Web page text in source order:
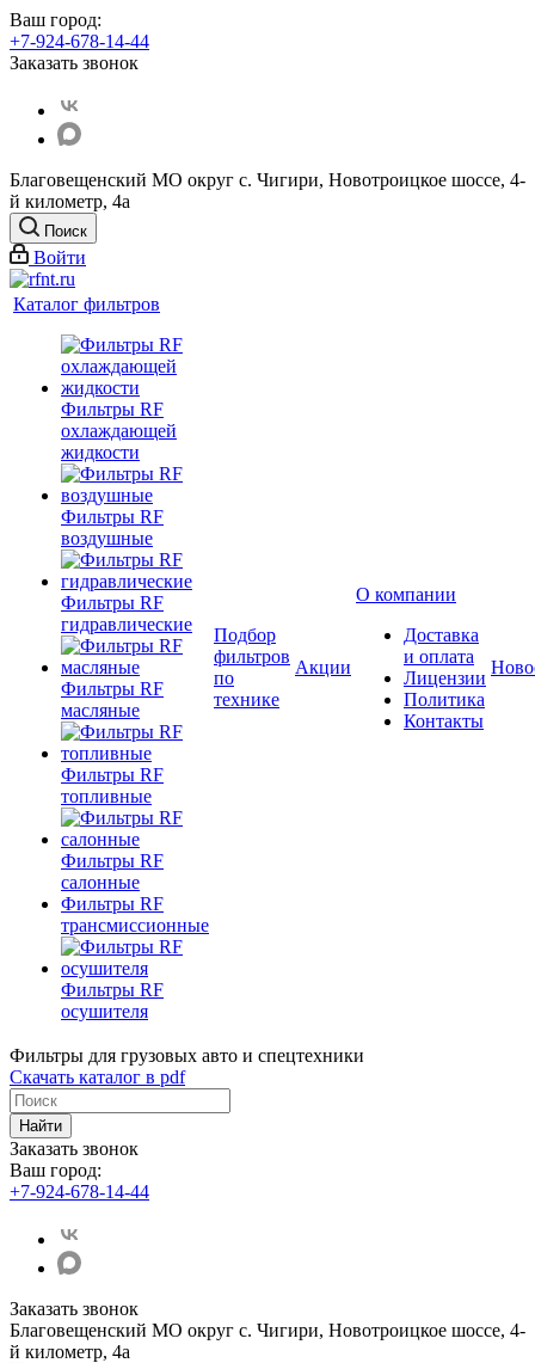
Ваш город:
+7-924-678-14-44‬
Заказать звонок
Благовещенский МО округ с. Чигири, Новотроицкое шоссе, 4-
й километр, 4а
Поиск
Войти
Каталог фильтров
Фильтры RF
охлаждающей
жидкости
Фильтры RF
воздушные
Фильтры RF
гидравлические
Фильтры RF
масляные
Фильтры RF
топливные
Фильтры RF
салонные
Фильтры RF
трансмиссионные
Фильтры RF
осушителя
Подбор
фильтров
по
технике
Акции
О компании
Доставка
и оплата
Лицензии
Политика
Контакты
Фильтры для грузовых авто и спецтехники
Скачать каталог в pdf
Найти
Заказать звонок
Ваш город:
+7-924-678-14-44‬
Заказать звонок
Благовещенский МО округ с. Чигири, Новотроицкое шоссе, 4-
й километр, 4а